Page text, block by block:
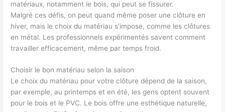
matériaux, notamment le bois, qui peut se fissurer.
Malgré ces défis, on peut quand même poser une clôture en
hiver, mais le choix du matériau s’impose, comme les clôtures
en métal. Les professionnels expérimentés savent comment
travailler efficacement, même par temps froid.
Choisir le bon matériau selon la saison
Le choix du matériau pour votre clôture dépend de la saison,
par exemple, au printemps et en été, les gens optent souvent
pour le bois et le PVC. Le bois offre une esthétique naturelle,